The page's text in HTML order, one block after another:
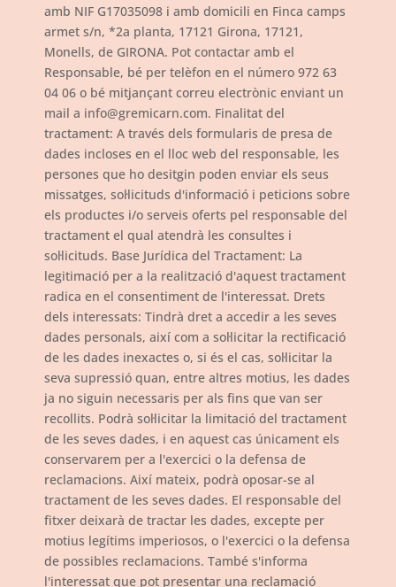
amb NIF G17035098 i amb domicili en Finca camps
armet s/n, *2a planta, 17121 Girona, 17121,
Monells, de GIRONA. Pot contactar amb el
Responsable, bé per telèfon en el número 972 63
04 06 o bé mitjançant correu electrònic enviant un
mail a info@gremicarn.com. Finalitat del
tractament: A través dels formularis de presa de
dades incloses en el lloc web del responsable, les
persones que ho desitgin poden enviar els seus
missatges, sol·licituds d'informació i peticions sobre
els productes i/o serveis oferts pel responsable del
tractament el qual atendrà les consultes i
sol·licituds. Base Jurídica del Tractament: La
legitimació per a la realització d'aquest tractament
radica en el consentiment de l'interessat. Drets
dels interessats: Tindrà dret a accedir a les seves
dades personals, així com a sol·licitar la rectificació
de les dades inexactes o, si és el cas, sol·licitar la
seva supressió quan, entre altres motius, les dades
ja no siguin necessaris per als fins que van ser
recollits. Podrà sol·licitar la limitació del tractament
de les seves dades, i en aquest cas únicament els
conservarem per a l'exercici o la defensa de
reclamacions. Així mateix, podrà oposar-se al
tractament de les seves dades. El responsable del
fitxer deixarà de tractar les dades, excepte per
motius legítims imperiosos, o l'exercici o la defensa
de possibles reclamacions. També s'informa
l'interessat que pot presentar una reclamació